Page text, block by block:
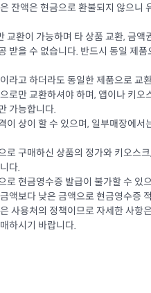
잔액은 현금으로 환불되지 않으니
교환이 가능하며 타 상품 교환, 금액
받을 수 없습니다. 반드시 동일 제
라고 하더라도 동일한 제품으로 교
로만 교환하셔야 하며, 앱이나 키오
가능합니다.
이 상이 할 수 있으며, 일부매장에서
로 구매하신 상품의 정가와 키오스
다.
로 현금영수증 발급이 불가할 수 있
액보다 낮은 금액으로 현금영수증
사용처의 정책이므로 자세한 사항
하시기 바랍니다.